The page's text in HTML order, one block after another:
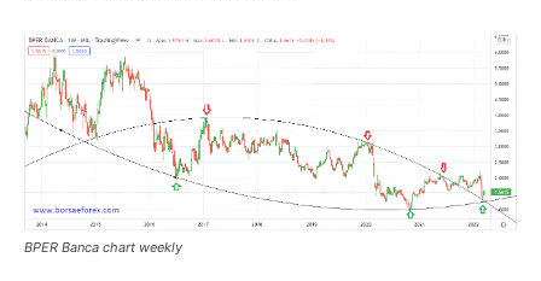
BPER Banca chart weekly